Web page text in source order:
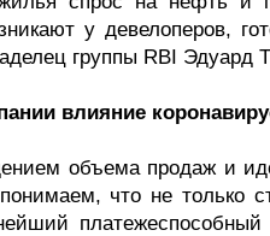
у девелоперов,
группы RBI Эдуард
влияние
объема продаж и
что не только
платежеспособный